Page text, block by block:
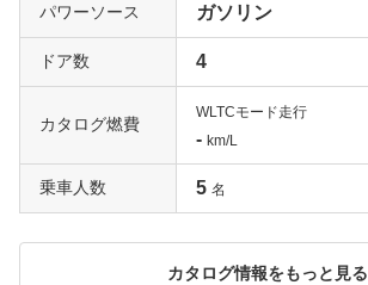
パワーソース ガソリン
ドア数 4
カタログ燃費
WLTCモード走行
- km/L
乗車人数 5 名
カタログ情報をもっと見る